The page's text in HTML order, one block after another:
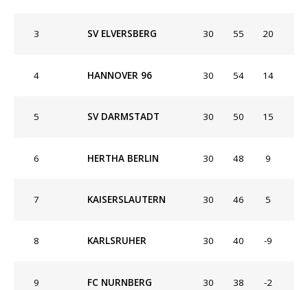
3 SV ELVERSBERG 30 55 20
4 HANNOVER 96 30 54 14
5 SV DARMSTADT 30 50 15
6 HERTHA BERLIN 30 48 9
7 KAISERSLAUTERN 30 46 5
8 KARLSRUHER 30 40 -9
9 FC NURNBERG 30 38 -2